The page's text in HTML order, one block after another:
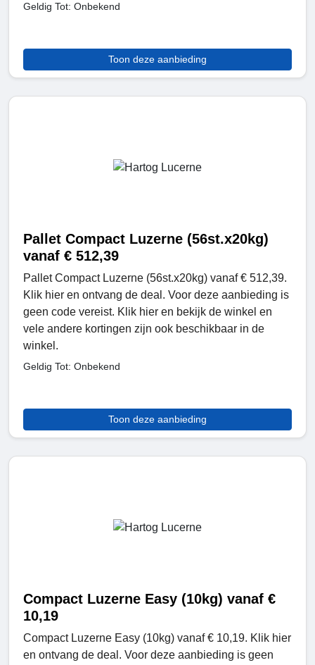
Geldig Tot: Onbekend
Toon deze aanbieding
Pallet Compact Luzerne (56st.x20kg)
vanaf € 512,39
Pallet Compact Luzerne (56st.x20kg) vanaf € 512,39.
Klik hier en ontvang de deal. Voor deze aanbieding is
geen code vereist. Klik hier en bekijk de winkel en
vele andere kortingen zijn ook beschikbaar in de
winkel.
Geldig Tot: Onbekend
Toon deze aanbieding
Compact Luzerne Easy (10kg) vanaf €
10,19
Compact Luzerne Easy (10kg) vanaf € 10,19. Klik hier
en ontvang de deal. Voor deze aanbieding is geen